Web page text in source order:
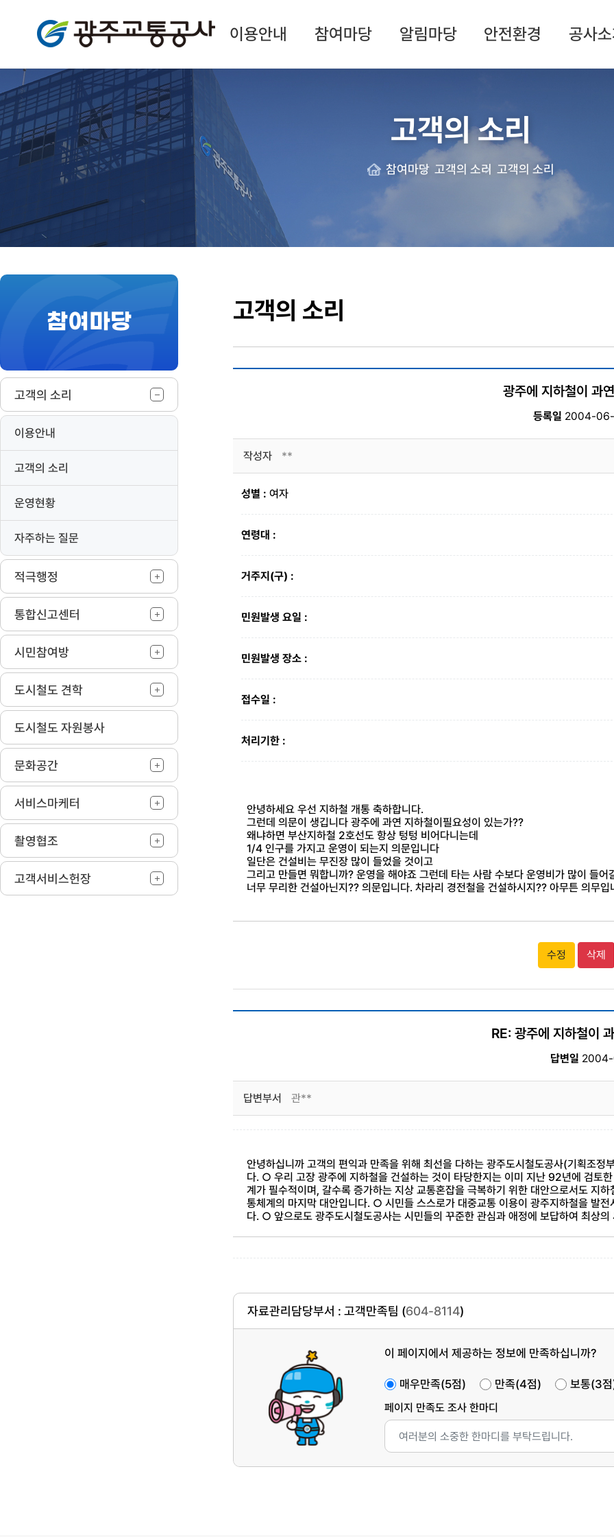
광주교통공사
이용안내 참여마당 알림마당 안전환경 공사
고객의 소리
Home
참여마당 고객의 소리 고객의 소리
참여마당
고객의 소리
이용안내
고객의 소리
운영현황
자주하는 질문
적극행정
통합신고센터
시민참여방
도시철도 견학
도시철도 자원봉사
문화공간
서비스마케터
촬영협조
고객서비스헌장
본
고객의 소리
광주에 지하철이 과
등록일 2004-
작성자 **
성별 : 여자
연령대 :
거주지(구) :
민원발생 요일 :
민원발생 장소 :
접수일 :
처리기한 :
안녕하세요 우선 지하철 개통 축하합니다.
그런데 의문이 생깁니다 광주에 과연 지하철이필요성이 있는가??
왜냐하면 부산지하철 2호선도 항상 텅텅 비어다니는데
1/4 인구를 가지고 운영이 되는지 의문입니다
일단은 건설비는 무진장 많이 들었을 것이고
그리고 만들면 뭐합니까? 운영을 해야죠 그런데 타는 사람 수보다 운영비가 많이 들어
너무 무리한 건설아닌지?? 의문입니다. 차라리 경전철을 건설하시지?? 아무튼 의무입
수정 삭제
RE: 광주에 지하철이
답변일
답변부서 관**
안녕하십니까 고객의 편익과 만족을 위해 최선을 다하는 광주도시철도공사(기획조
다. ○ 우리 고장 광주에 지하철을 건설하는 것이 타당한지는 이미 지난 92년에 검토
계가 필수적이며, 갈수록 증가하는 지상 교통혼잡을 극복하기 위한 대안으로서도 지
통체계의 마지막 대안입니다. ○ 시민들 스스로가 대중교통 이용이 광주지하철을 발
다. ○ 앞으로도 광주도시철도공사는 시민들의 꾸준한 관심과 애정에 보답하여 최상
자료관리담당부서 : 고객만족팀 (604-8114)
이 페이지에서 제공하는 정보에 만족하십니까?
매우만족(5점) 만족(4점) 보통(3
페이지 만족도 조사 한마디